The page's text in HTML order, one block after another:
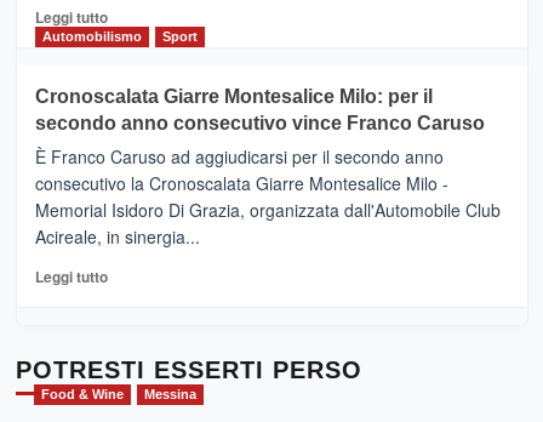
Gusto,
il
tra
sapori
vicoli
medievali
Leggi tuttoLeggi
di
Mondello
(Palermo)
–
“E
adesso
Pasta
–
Sicilia
l’
evento
per
Automobilismo Sport
Cronoscalata Giarre Montesalice Milo: per il
secondo anno consecutivo vince Franco Caruso
È Franco Caruso ad aggiudicarsi per il secondo anno
consecutivo la Cronoscalata Giarre Montesalice Milo -
Memorial Isidoro Di Grazia, organizzata dall'Automobile Club
Acireale, in sinergia...
Leggi tuttoLeggi
Cronoscalata
Giarre
Montesalice
POTRESTI ESSERTI PERSO
Food & Wine Messina